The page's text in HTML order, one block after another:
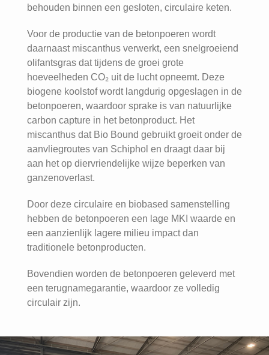
behouden binnen een gesloten, circulaire keten.
Voor de productie van de betonpoeren wordt
daarnaast miscanthus verwerkt, een snelgroeiend
olifantsgras dat tijdens de groei grote
hoeveelheden CO₂ uit de lucht opneemt. Deze
biogene koolstof wordt langdurig opgeslagen in de
betonpoeren, waardoor sprake is van natuurlijke
carbon capture in het betonproduct. Het
miscanthus dat Bio Bound gebruikt groeit onder de
aanvliegroutes van Schiphol en draagt daar bij
aan het op diervriendelijke wijze beperken van
ganzenoverlast.
Door deze circulaire en biobased samenstelling
hebben de betonpoeren een lage MKI waarde en
een aanzienlijk lagere milieu impact dan
traditionele betonproducten.
Bovendien worden de betonpoeren geleverd met
een terugnamegarantie, waardoor ze volledig
circulair zijn.